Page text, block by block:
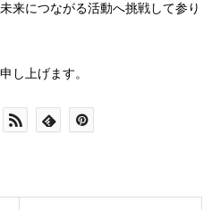
来につながる活動へ挑戦して参り
し上げます。